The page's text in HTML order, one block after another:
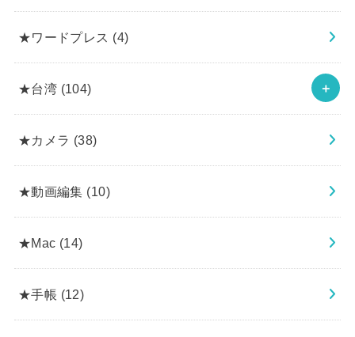
★ワードプレス (4)
★台湾 (104)
★カメラ (38)
★動画編集 (10)
★Mac (14)
★手帳 (12)